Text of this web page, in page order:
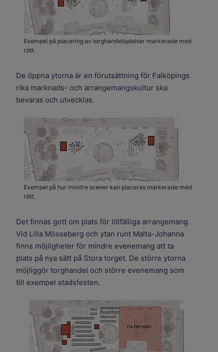
Exempel på placering av torghandelsplatser markerade med
rött.
De öppna ytorna är en förutsättning för Falköpings
rika marknads- och arrangemangskultur ska
bevaras och utvecklas.
Exempel på hur mindre scener kan placeras markerade med
rött.
Det finnas gott om plats för tillfälliga arrangemang.
Vid Lilla Mösseberg och ytan runt Malta-Johanna
finns möjligheter för mindre evenemang att ta
plats på nya sätt på Stora torget. De större ytorna
möjliggör torghandel och större evenemang som
till exempel stadsfesten.